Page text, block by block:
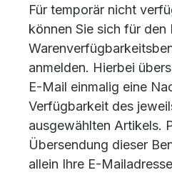
Für temporär nicht
können Sie sich für
anmelden. Hierbei
E-Mail einmalig eine
Verfügbarkeit des
ausgewählten Artikels.
Übersendung dieser
allein Ihre E-